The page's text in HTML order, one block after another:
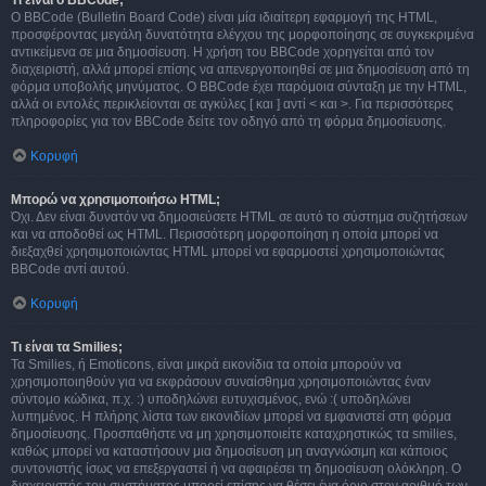
Ο BBCode (Bulletin Board Code) είναι μία ιδιαίτερη εφαρμογή της HTML,
προσφέροντας μεγάλη δυνατότητα ελέγχου της μορφοποίησης σε συγκεκριμένα
αντικείμενα σε μια δημοσίευση. Η χρήση του BBCode χορηγείται από τον
διαχειριστή, αλλά μπορεί επίσης να απενεργοποιηθεί σε μια δημοσίευση από τη
φόρμα υποβολής μηνύματος. Ο BBCode έχει παρόμοια σύνταξη με την HTML,
αλλά οι εντολές περικλείονται σε αγκύλες [ και ] αντί < και >. Για περισσότερες
πληροφορίες για τον BBCode δείτε τον οδηγό από τη φόρμα δημοσίευσης.
Κορυφή
Μπορώ να χρησιμοποιήσω HTML;
Όχι. Δεν είναι δυνατόν να δημοσιεύσετε HTML σε αυτό το σύστημα συζητήσεων
και να αποδοθεί ως HTML. Περισσότερη μορφοποίηση η οποία μπορεί να
διεξαχθεί χρησιμοποιώντας HTML μπορεί να εφαρμοστεί χρησιμοποιώντας
BBCode αντί αυτού.
Κορυφή
Τι είναι τα Smilies;
Τα Smilies, ή Emoticons, είναι μικρά εικονίδια τα οποία μπορούν να
χρησιμοποιηθούν για να εκφράσουν συναίσθημα χρησιμοποιώντας έναν
σύντομο κώδικα, π.χ. :) υποδηλώνει ευτυχισμένος, ενώ :( υποδηλώνει
λυπημένος. Η πλήρης λίστα των εικονιδίων μπορεί να εμφανιστεί στη φόρμα
δημοσίευσης. Προσπαθήστε να μη χρησιμοποιείτε καταχρηστικώς τα smilies,
καθώς μπορεί να καταστήσουν μια δημοσίευση μη αναγνώσιμη και κάποιος
συντονιστής ίσως να επεξεργαστεί ή να αφαιρέσει τη δημοσίευση ολόκληρη. Ο